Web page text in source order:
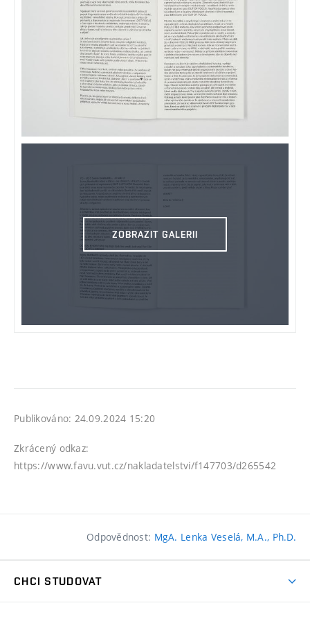
ZOBRAZIT GALERII
Publikováno: 24.09.2024 15:20
Zkrácený odkaz:
https://www.favu.vut.cz/nakladatelstvi/f147703/d265542
Odpovědnost: MgA. Lenka Veselá, M.A., Ph.D.
CHCI STUDOVAT